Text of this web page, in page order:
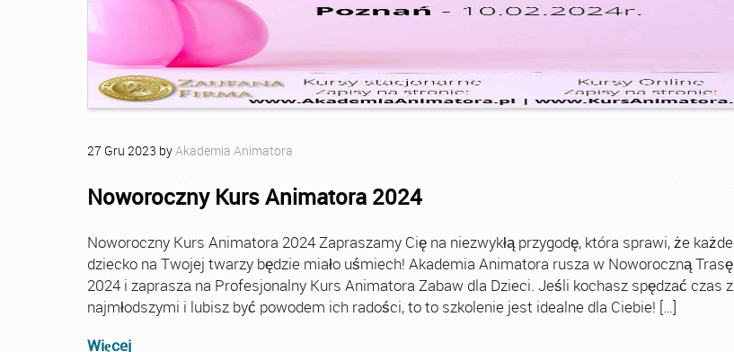
27 Gru 2023 byAkademia Animatora
Noworoczny Kurs Animatora 2024
Noworoczny Kurs Animatora 2024 Zapraszamy Cię na niezwykłą przygodę, która sprawi, że każde
dziecko na Twojej twarzy będzie miało uśmiech! Akademia Animatora rusza w Noworoczną Trasę
2024 i zaprasza na Profesjonalny Kurs Animatora Zabaw dla Dzieci. Jeśli kochasz spędzać czas z
najmłodszymi i lubisz być powodem ich radości, to to szkolenie jest idealne dla Ciebie! […]
Więcej